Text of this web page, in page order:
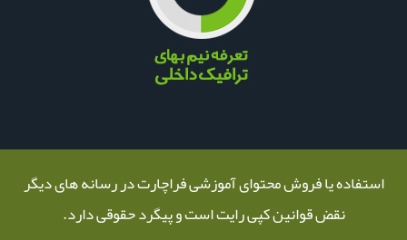
استفاده یا فروش محتوای آموزشی فراچارت در رسانه های دیگر
نقض قوانین کپی رایت است و پیگرد حقوقی دارد.